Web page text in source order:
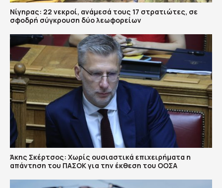
Νίγηρας: 22 νεκροί, ανάμεσά τους 17 στρατιώτες, σε
σφοδρή σύγκρουση δύο λεωφορείων
Άκης Σκέρτσος: Χωρίς ουσιαστικά επιχειρήματα η
απάντηση του ΠΑΣΟΚ για την έκθεση του ΟΟΣΑ